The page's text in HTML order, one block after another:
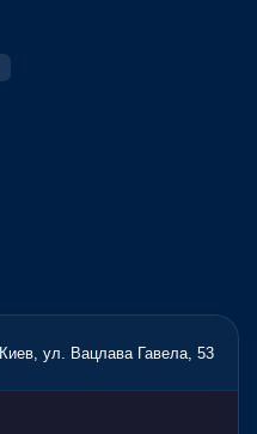
Киев, ул. Вацлава Гавела, 53